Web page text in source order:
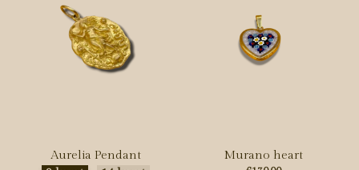
Aurelia Pendant Murano heart